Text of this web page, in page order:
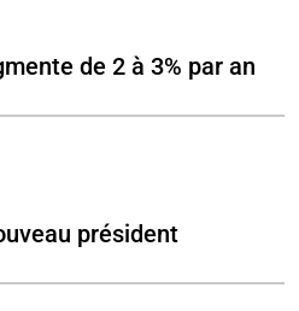
de 2 à 3% par an
président